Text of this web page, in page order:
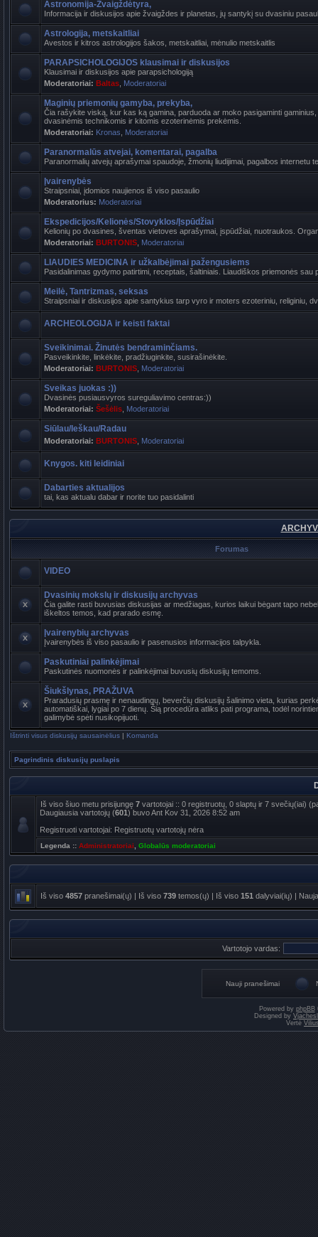
Astronomija-Žvaigždėtyra,
Informacija ir diskusijos apie žvaigždes ir planetas, jų santykį su dvasiniu
Astrologija, metskaitliai
Avestos ir kitros astrologijos šakos, metskaitliai, mėnulio metskaitlis
PARAPSICHOLOGIJOS klausimai ir diskusijos
Klausimai ir diskusijos apie parapsichologiją
Moderatoriai: Baltas Moderatoriai
Maginių priemonių gamyba, prekyba,
Čia rašykite viską, kur kas ką gamina, parduoda ar moko pasigaminti
dvasinėmis technikomis ir kitomis ezoterinėmis prekėmis.
Moderatoriai: Kronas Moderatoriai
Paranormalūs atvejai, komentarai, pagalba
Paranormalių atvejų aprašymai spaudoje, žmonių liudijimai, pagalbos internetu
Įvairenybės
Straipsniai, įdomios naujienos iš viso pasaulio
Moderatorius: Moderatoriai
Ekspedicijos/Kelionės/Stovyklos/Įspūdžiai
Kelionių po dvasines, šventas vietoves aprašymai, įspūdžiai, nuotraukos.
Moderatoriai: BURTONIS Moderatoriai
LIAUDIES MEDICINA ir užkalbėjimai pažengusiems
Pasidalinimas gydymo patirtimi, receptais, šaltiniais. Liaudiškos priemonės sau
Meilė, Tantrizmas, seksas
Straipsniai ir diskusijos apie santykius tarp vyro ir moters ezoteriniu, religiniu,
ARCHEOLOGIJA ir keisti faktai
Sveikinimai. Žinutės bendraminčiams.
Pasveikinkite, linkėkite, pradžiuginkite, susirašinėkite.
Moderatoriai: BURTONIS Moderatoriai
Sveikas juokas :))
Dvasinės pusiausvyros sureguliavimo centras:))
Moderatoriai: Šešėlis Moderatoriai
Siūlau/Ieškau/Radau
Moderatoriai: BURTONIS Moderatoriai
Knygos. kiti leidiniai
Dabarties aktualijos
tai, kas aktualu dabar ir norite tuo pasidalinti
Forumas
VIDEO
Dvasinių mokslų ir diskusijų archyvas
Čia galite rasti buvusias diskusijas ar medžiagas, kurios laikui bėgant tapo
iškeltos temos, kad prarado esmę.
Įvairenybių archyvas
Įvairenybės iš viso pasaulio ir pasenusios informacijos talpykla.
Paskutiniai palinkėjimai
Paskutinės nuomonės ir palinkėjimai buvusių diskusijų temoms.
Šiukšlynas, PRAŽUVA
Praradusių prasmę ir nenaudingų, beverčių diskusijų šalinimo vieta, kurias
automatiškai, lygiai po 7 dienų. Šią procedūra atliks pati programa, todėl
galimybė spėti nusikopijuoti.
Ištrinti visus diskusijų sausainėlius | Komanda
Pagrindinis diskusijų puslapis
Iš viso šiuo metu prisijungę 7 vartotojai :: 0 registruotų, 0 slaptų ir 7 svečių(iai)
Daugiausia vartotojų (601) buvo Ant Kov 31, 2026 8:52 am
Registruoti vartotojai: Registruotų vartotojų nėra
Legenda :: Administratoriai Globalūs moderatoriai
Iš viso 4857 pranešimai(ų) | Iš viso 739 temos(ų) | Iš viso 151 dalyviai(ių) |
Vartotojo vardas:
Nauji pranešimai
Powered by phpBB
Designed by
Vertė